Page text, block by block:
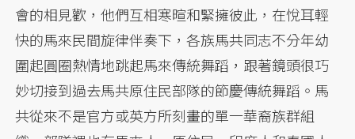
會的相見歡，他們互相寒暄和緊擁彼此，在悅耳輕
快的馬來民間旋律伴奏下，各族馬共同志不分年幼
圍起圓圈熱情地跳起馬來傳統舞蹈，跟著鏡頭很巧
妙切接到過去馬共原住民部隊的節慶傳統舞蹈。馬
共從來不是官方或英方所刻畫的單一華裔族群組